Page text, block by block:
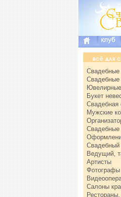
Свадебные
Букет
Свадебная
Мужские
Свадебные
Свадебный
Ведущий,
Артисты
Фотографы
Салоны